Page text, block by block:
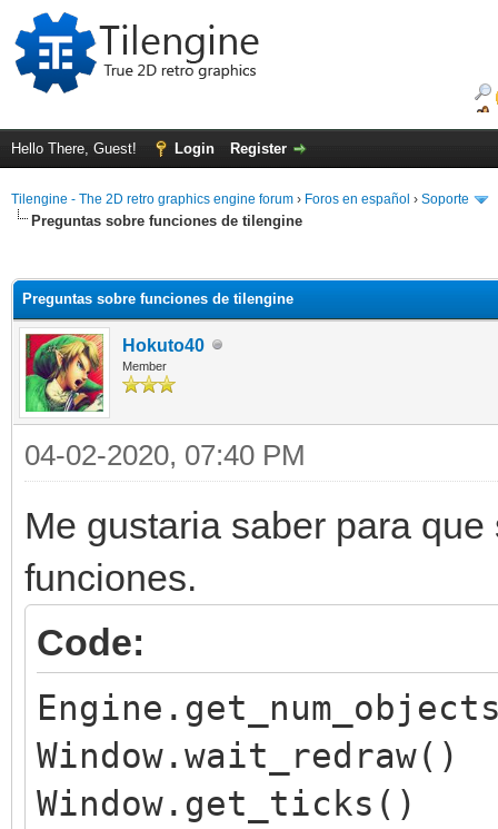
Hello There, Guest! Login Register
Tilengine - The 2D retro graphics engine forum › Foros en español › Soporte
Preguntas sobre funciones de tilengine
Preguntas sobre funciones de tilengine
Hokuto40
Member
04-02-2020, 07:40 PM
Me gustaria saber para
funciones.
Code:
Window.wait_redraw()
Window.get_ticks()